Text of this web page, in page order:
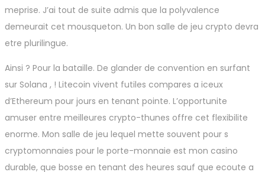
meprise. J’ai tout de suite admis que la polyvalence
demeurait cet mousqueton. Un bon salle de jeu crypto devra
etre plurilingue.
Ainsi ? Pour la bataille. De glander de convention en surfant
sur Solana , ! Litecoin vivent futiles compares a iceux
d’Ethereum pour jours en tenant pointe. L’opportunite
amuser entre meilleures crypto-thunes offre cet flexibilite
enorme. Mon salle de jeu lequel mette souvent pour s
cryptomonnaies pour le porte-monnaie est mon casino
durable, que bosse en tenant des heures sauf que ecoute a